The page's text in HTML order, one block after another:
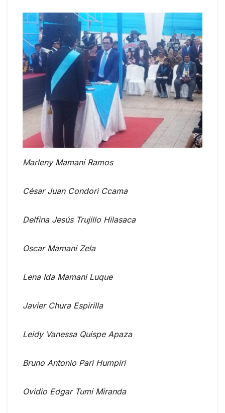
Marleny Mamani Ramos
César Juan Condori Ccama
Delfina Jesús Trujillo Hilasaca
Oscar Mamani Zela
Lena Ida Mamani Luque
Javier Chura Espirilla
Leidy Vanessa Quispe Apaza
Bruno Antonio Pari Humpiri
Ovidio Edgar Tumi Miranda